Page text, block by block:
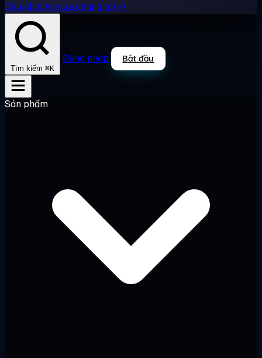
Câu chuyện của chúng tôi →
Tìm kiếm ⌘K
Đăng nhập Bắt đầu
Sản phẩm